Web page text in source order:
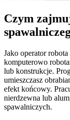
Czym
Jako operator
komputerowo
lub konstrukcje.
umieszczasz
efekt końcowy.
nierdzewna lub
spawalniczych.